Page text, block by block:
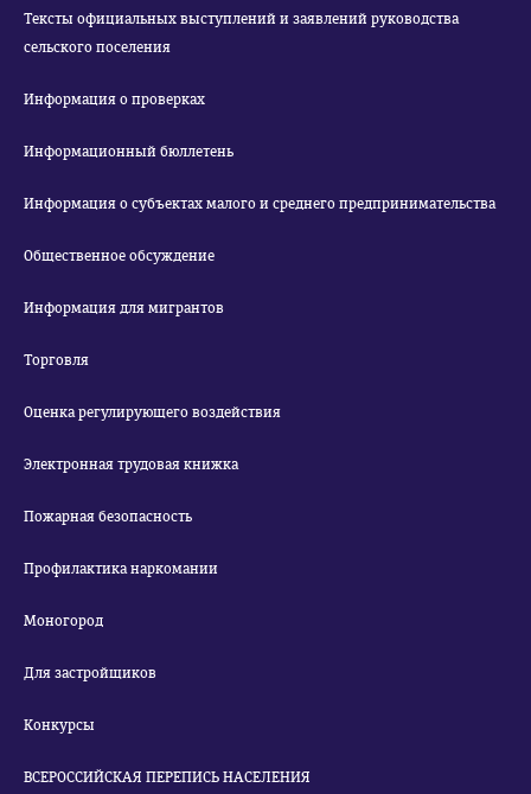
Тексты официальных выступлений и заявлений руководства
сельского поселения
Информация о проверках
Информационный бюллетень
Информация о субъектах малого и среднего предпринимательства
Общественное обсуждение
Информация для мигрантов
Торговля
Оценка регулирующего воздействия
Электронная трудовая книжка
Пожарная безопасность
Профилактика наркомании
Моногород
Для застройщиков
Конкурсы
ВСЕРОССИЙСКАЯ ПЕРЕПИСЬ НАСЕЛЕНИЯ